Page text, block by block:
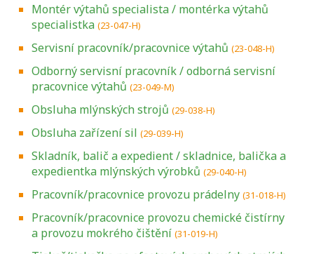
Montér výtahů specialista / montérka výtahů
specialistka (23-047-H)
Servisní pracovník/pracovnice výtahů (23-048-H)
Odborný servisní pracovník / odborná servisní
pracovnice výtahů (23-049-M)
Obsluha mlýnských strojů (29-038-H)
Obsluha zařízení sil (29-039-H)
Skladník, balič a expedient / skladnice, balička a
expedientka mlýnských výrobků (29-040-H)
Pracovník/pracovnice provozu prádelny (31-018-H)
Pracovník/pracovnice provozu chemické čistírny
a provozu mokrého čištění (31-019-H)